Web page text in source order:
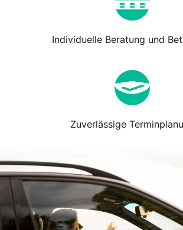
Individuelle Beratung und
Zuverlässige